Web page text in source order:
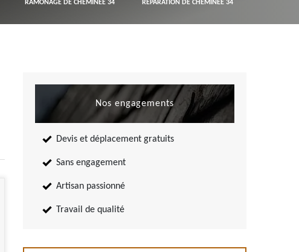
RAMONAGE DE CHEMINÉE 34 RÉPARATION DE CHEMINÉE 34
Nos engagements
Devis et déplacement gratuits
Sans engagement
Artisan passionné
Travail de qualité